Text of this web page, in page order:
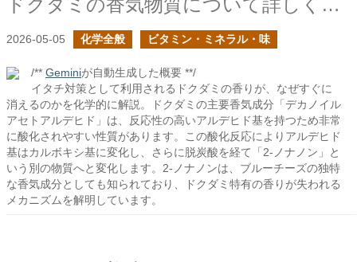
ドクダミの香気物質について詳しくみる
2026-05-05 化学全般 ビタミン・ミネラル・味
/** Geminiが自動生成した概要 **/
イタチ対策として利用されるドクダミの香りが、なぜすぐに
消えるのかを化学的に解説。ドクダミの主要香気成分「デカノイル
アセトアルデヒド」は、反応性の高いアルデヒド基を持つため非常
に酸化されやすい性質があります。この酸化反応によりアルデヒド
基はカルボキシ基に変化し、さらに脱炭酸を経て「2-ノナノン」と
いう別の物質へと変化します。2-ノナノンは、ブルーチーズの独特
な香気成分としても知られており、ドクダミ特有の香りが失われる
メカニズムを解明しています。